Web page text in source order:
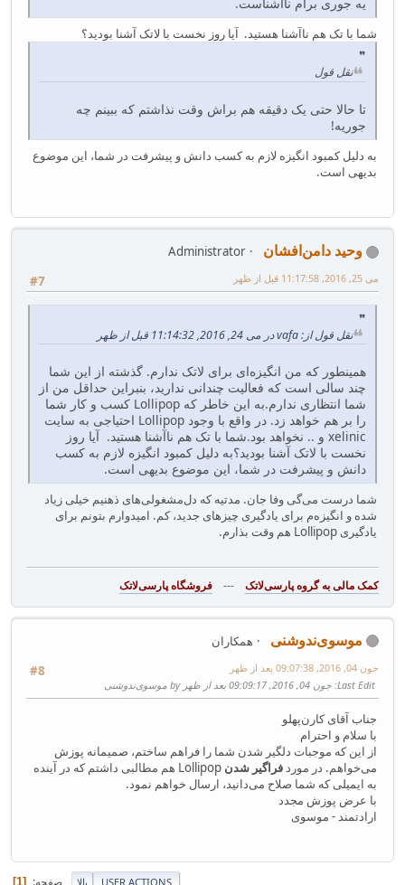
شما با تک هم ناآشنا هستید. آیا روز نخست با لاتک آشنا بودید؟
نقل قول
تا حالا حتی یک دقیقه هم براش وقت نذاشتم که ببینم چه
جوریه!
به دلیل کمبود انگیزه لازم به کسب دانش و پیشرفت در شما، این موضوع
بدیهی است.
وحید دامن‌افشان
Administrator
#7
می 25, 2016, 11:17:58 قبل از ظهر
نقل قول از: vafa در می 24, 2016, 11:14:32 قبل از ظهر
همینطور که من انگیزه‌ای برای لاتک ندارم. گذشته از این شما
چند سالی است که فعالیت چندانی ندارید، بنبراین حداقل من از
شما انتظاری ندارم.به این خاطر که Lollipop کسب و کار شما
را بر هم خواهد زد. در واقع با وجود Lollipop احتیاجی به سایت
xelinic و .. نخواهد بود.شما با تک هم ناآشنا هستید. آیا روز
نخست با لاتک آشنا بودید؟به دلیل کمبود انگیزه لازم به کسب
دانش و پیشرفت در شما، این موضوع بدیهی است.
شما درست می‌گی وفا جان. مدتیه که دل‌مشغولی‌های ذهنیم خیلی زیاد
شده و انگیزه‌م برای یادگیری چیزهای جدید، کم. امیدوارم بتونم برای
یادگیری Lollipop هم وقت بذارم.
--- فروشگاه پارسی‌لاتک‎
موسوی‌ندوشنی
همکاران
#8
جون 04, 2016, 09:07:38 بعد از ظهر
Last Edit: جون 04, 2016, 09:09:17 بعد از ظهر by موسوی‌ندوشنی
جناب آقای کارن‌پهلو
با سلام و احترام
از این که موجبات دلگیر شدن شما را فراهم ساختم، صمیمانه پوزش
می‌خواهم. در موردفراگیر شدن
Lollipop هم مطالبی داشتم که در آینده
به ایمیلی که شما صلاح می‌دانید، ارسال خواهم نمود.
با عرض پوزش مجدد
ارادتمند - موسوی
بالا صفحه 1 USER ACTIONS